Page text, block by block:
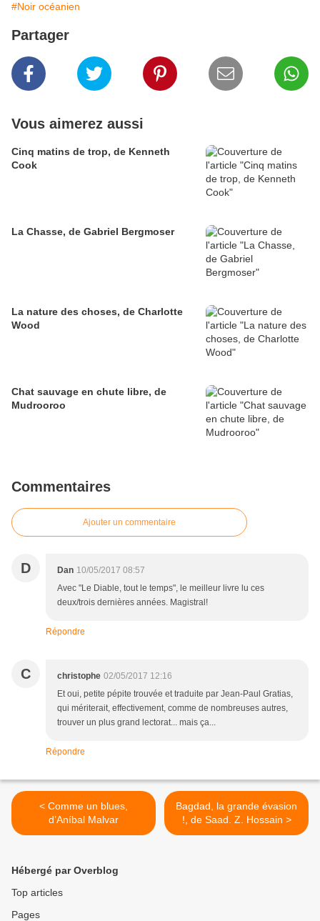
#Noir océanien
Partager
Vous aimerez aussi
Cinq matins de trop, de Kenneth
Cook
La Chasse, de Gabriel Bergmoser
La nature des choses, de Charlotte
Wood
Chat sauvage en chute libre, de
Mudrooroo
Commentaires
Ajouter un commentaire
D Dan 10/05/2017 08:57
Avec "Le Diable, tout le temps", le meilleur livre lu ces
deux/trois dernières années. Magistral!
Répondre
C christophe 02/05/2017 12:16
Et oui, petite pépite trouvée et traduite par Jean-Paul Gratias,
qui mériterait, effectivement, comme de nombreuses autres,
trouver un plus grand lectorat... mais ça...
Répondre
< Comme un blues,
d’Aníbal Malvar
Bagdad, la grande évasion
!, de Saad. Z. Hossain >
Hébergé par Overblog
Top articles
Pages